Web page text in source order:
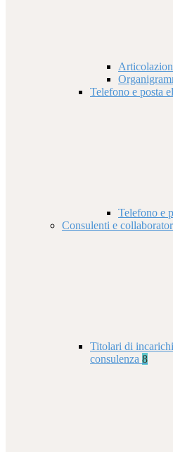
Telefono e posta
Telefono e
Consulenti e
Titolari di
consulenza 8